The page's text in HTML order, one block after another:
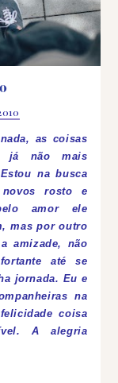
as coisas
já não mais
na busca
rosto e
amor ele
mas por outro
amizade, não
até se
jornada. Eu e
na
coisa
A alegria